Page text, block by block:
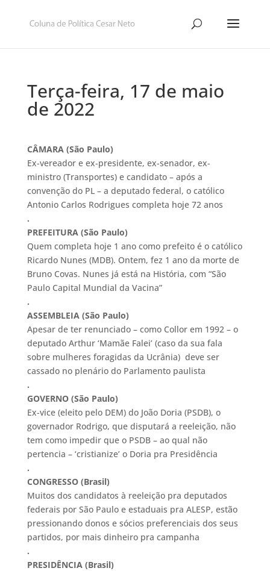
Terça-feira, 17 de maio
de 2022
CÂMARA (São Paulo)
Ex-vereador e ex-presidente, ex-senador, ex-
ministro (Transportes) e candidato – após a
convenção do PL – a deputado federal, o católico
Antonio Carlos Rodrigues completa hoje 72 anos
.
PREFEITURA (São Paulo)
Quem completa hoje 1 ano como prefeito é o católico
Ricardo Nunes (MDB). Ontem, fez 1 ano da morte de
Bruno Covas. Nunes já está na História, com “São
Paulo Capital Mundial da Vacina”
.
ASSEMBLEIA (São Paulo)
Apesar de ter renunciado – como Collor em 1992 – o
deputado Arthur ‘Mamãe Falei’ (caso da sua fala
sobre mulheres foragidas da Ucrânia) deve ser
cassado no plenário do Parlamento paulista
.
GOVERNO (São Paulo)
Ex-vice (eleito pelo DEM) do João Doria (PSDB), o
governador Rodrigo, que disputará a reeleição, não
tem como impedir que o PSDB – ao qual não
pertencia – ‘cristianize’ o Doria pra Presidência
.
CONGRESSO (Brasil)
Muitos dos candidatos à reeleição pra deputados
federais por São Paulo e estaduais pra ALESP, estão
pressionando donos e sócios preferenciais dos seus
partidos, por mais dinheiro pra campanha
.
PRESIDÊNCIA (Brasil)